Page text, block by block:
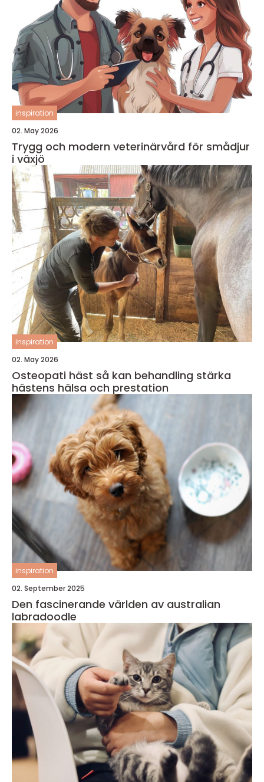
inspiration
02. May 2026
Trygg och modern veterinärvård för smådjur
i växjö
inspiration
02. May 2026
Osteopati häst så kan behandling stärka
hästens hälsa och prestation
inspiration
02. September 2025
Den fascinerande världen av australian
labradoodle